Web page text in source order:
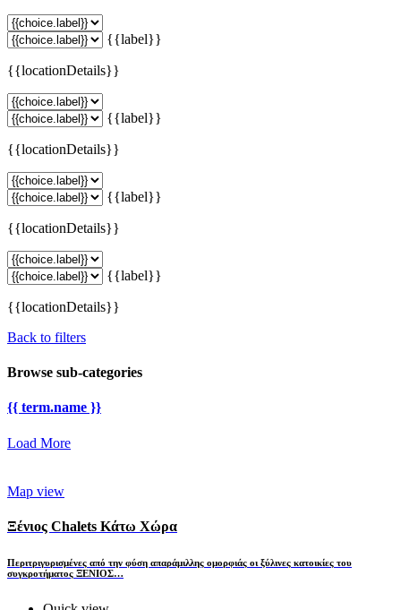
{{label}}
{{locationDetails}}
{{label}}
{{locationDetails}}
{{label}}
{{locationDetails}}
{{label}}
{{locationDetails}}
Back to filters
Browse sub-categories
{{ term.name }}
Load More
Map view
Ξένιος Chalets Κάτω Χώρα
Περιτριγυρισμένες από την φύση απαράμιλλης ομορφιάς οι ξύλινες κατοικίες του
συγκροτήματος ΞΕΝΙΟΣ…